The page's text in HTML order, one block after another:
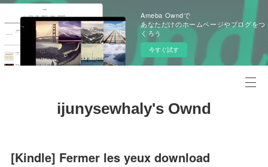
Ameba Owndで
あなただけのホームページやブログをつ
くろう
今すぐ試す
ijunysewhaly's Ownd
[Kindle] Fermer les yeux download